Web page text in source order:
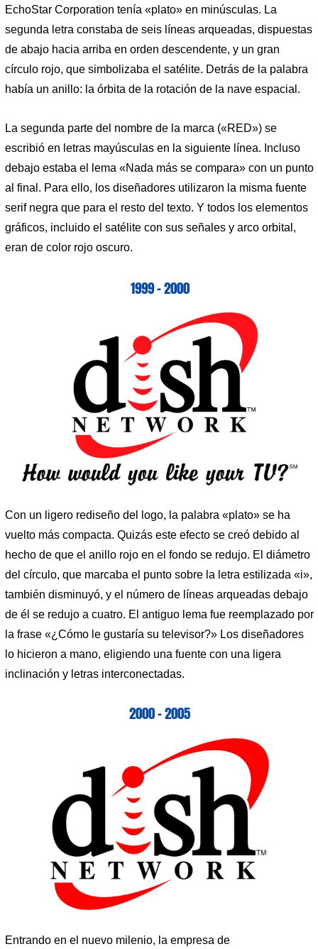
EchoStar Corporation tenía «plato» en minúsculas. La
segunda letra constaba de seis líneas arqueadas, dispuestas
de abajo hacia arriba en orden descendente, y un gran
círculo rojo, que simbolizaba el satélite. Detrás de la palabra
había un anillo: la órbita de la rotación de la nave espacial.
La segunda parte del nombre de la marca («RED») se
escribió en letras mayúsculas en la siguiente línea. Incluso
debajo estaba el lema «Nada más se compara» con un punto
al final. Para ello, los diseñadores utilizaron la misma fuente
serif negra que para el resto del texto. Y todos los elementos
gráficos, incluido el satélite con sus señales y arco orbital,
eran de color rojo oscuro.
1999 – 2000
Con un ligero rediseño del logo, la palabra «plato» se ha
vuelto más compacta. Quizás este efecto se creó debido al
hecho de que el anillo rojo en el fondo se redujo. El diámetro
del círculo, que marcaba el punto sobre la letra estilizada «i»,
también disminuyó, y el número de líneas arqueadas debajo
de él se redujo a cuatro. El antiguo lema fue reemplazado por
la frase «¿Cómo le gustaría su televisor?» Los diseñadores
lo hicieron a mano, eligiendo una fuente con una ligera
inclinación y letras interconectadas.
2000 – 2005
Entrando en el nuevo milenio, la empresa de